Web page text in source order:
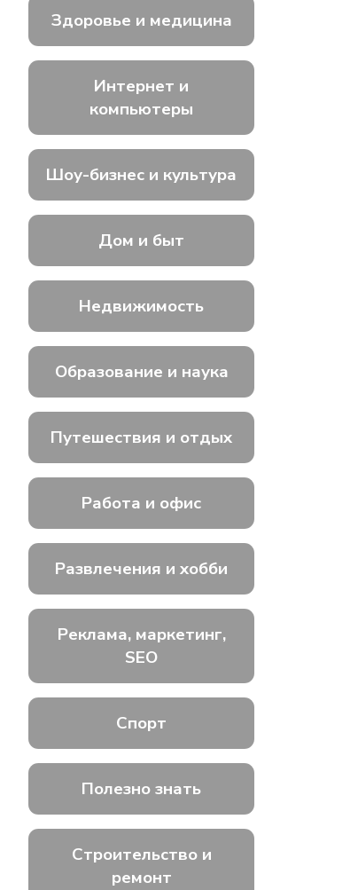
Здоровье и медицина
Интернет и
компьютеры
Шоу-бизнес и культура
Дом и быт
Недвижимость
Образование и наука
Путешествия и отдых
Работа и офис
Развлечения и хобби
Реклама, маркетинг,
SEO
Спорт
Полезно знать
Строительство и
ремонт